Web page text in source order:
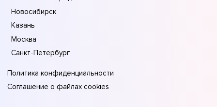
Новосибирск
Казань
Москва
Санкт-Петербург
Политика конфиденциальности
Соглашение о файлах cookies